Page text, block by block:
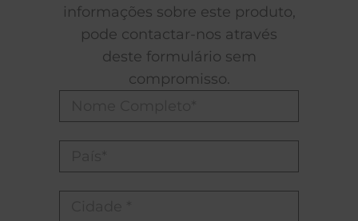
informações sobre este produto,
pode contactar-nos através
deste formulário sem
compromisso.